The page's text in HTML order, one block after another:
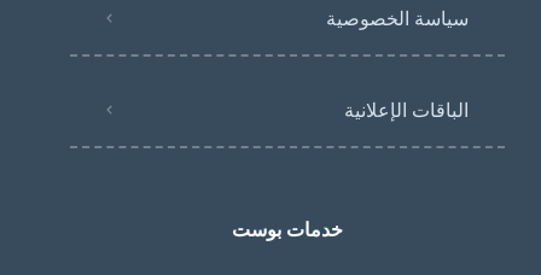
سياسة الخصوصية
الباقات الإعلانية
خدمات بوست